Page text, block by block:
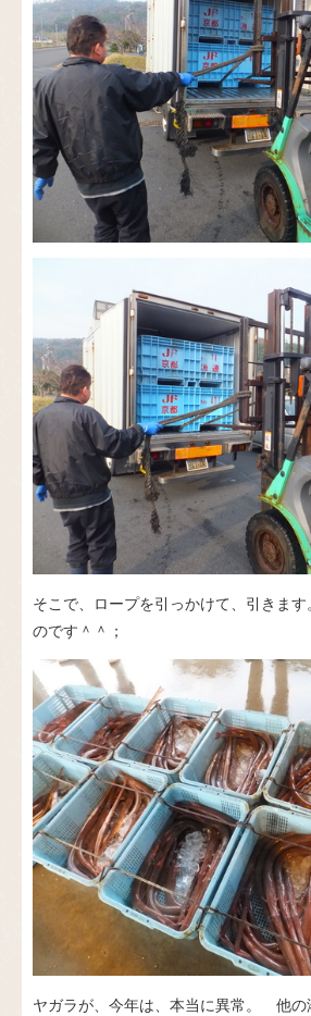
そこで、ロープを引っかけて、引きま
のです＾＾；
ヤガラが、今年は、本当に異常。 他の